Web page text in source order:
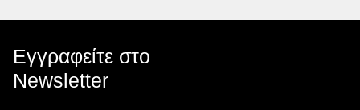
Εγγραφείτε στο
Newsletter